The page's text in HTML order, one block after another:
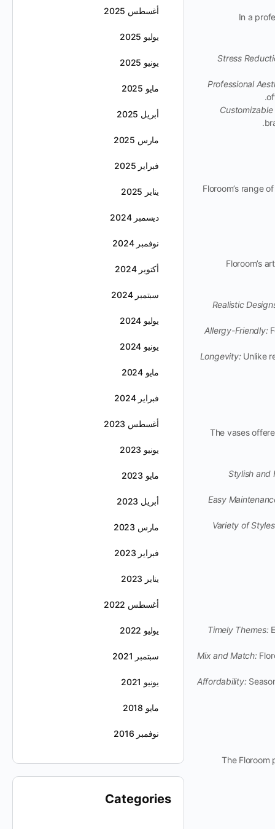
In a
Stress
Professional
Floroom’s range
Floroom’s
Realistic
Allergy-Friendly:
Longevity: Unlike
The vases
Stylish and
Easy
Variety of
Timely Themes:
Mix and Match:
Affordability:
The Floroom
أغسطس 2025
يوليو 2025
يونيو 2025
مايو 2025
أبريل 2025
مارس 2025
فبراير 2025
يناير 2025
ديسمبر 2024
نوفمبر 2024
أكتوبر 2024
سبتمبر 2024
يوليو 2024
يونيو 2024
مايو 2024
فبراير 2024
أغسطس 2023
يونيو 2023
مايو 2023
أبريل 2023
مارس 2023
فبراير 2023
يناير 2023
أغسطس 2022
يوليو 2022
سبتمبر 2021
يونيو 2021
مايو 2018
نوفمبر 2016
Categories